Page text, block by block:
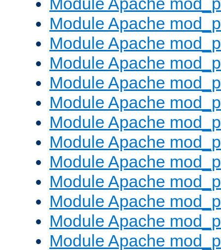
Module Apache
Module Apache
Module Apache
Module Apache
Module Apache
Module Apache
Module Apache
Module Apache
Module Apache
Module Apache
Module Apache
Module Apache